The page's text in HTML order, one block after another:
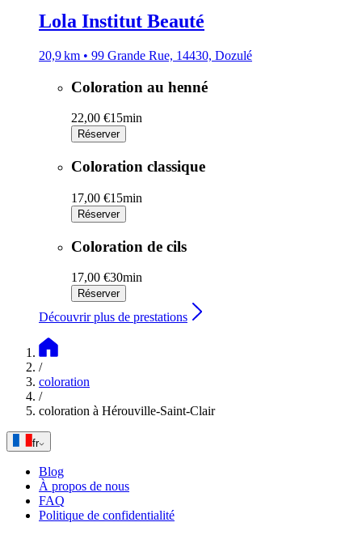
Lola Institut Beauté
20,9 km • 99 Grande Rue, 14430, Dozulé
Coloration au henné
22,00 €15min
Réserver
Coloration classique
17,00 €15min
Réserver
Coloration de cils
17,00 €30min
Réserver
Découvrir plus de prestations
/
coloration
/
coloration à Hérouville-Saint-Clair
fr
Blog
À propos de nous
FAQ
Politique de confidentialité